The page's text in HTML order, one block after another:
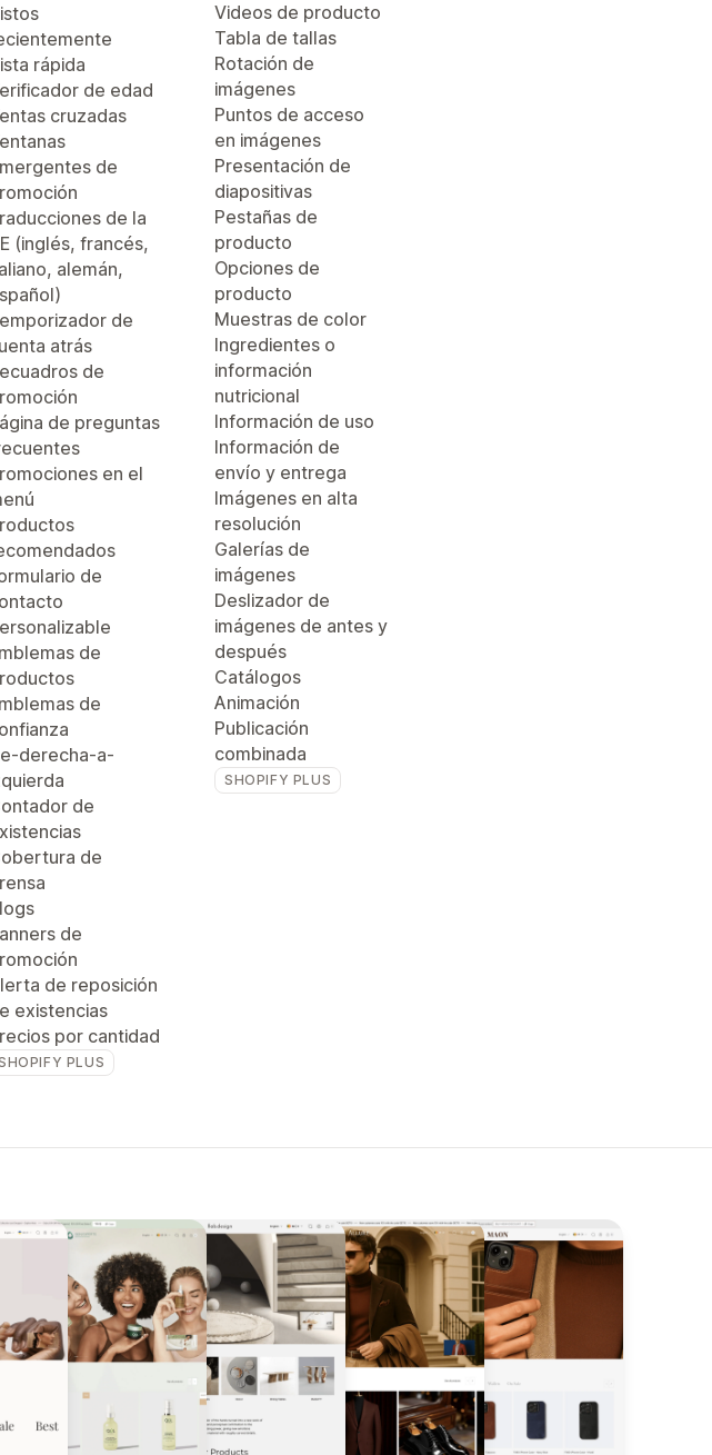
rápida
de edad
cruzadas
de
de la
(inglés, francés,
alemán,
de
atrás
de
de preguntas
en el
de
de
de
derecha-a-
de
de
de
de reposición
existencias
por cantidad
PLUS
Videos de producto
Tabla de tallas
Rotación de
imágenes
Puntos de acceso
en imágenes
Presentación de
diapositivas
Pestañas de
producto
Opciones de
producto
Muestras de color
Ingredientes o
información
nutricional
Información de uso
Información de
envío y entrega
Imágenes en alta
resolución
Galerías de
imágenes
Deslizador de
imágenes de antes y
después
Catálogos
Animación
Publicación
combinada
SHOPIFY PLUS